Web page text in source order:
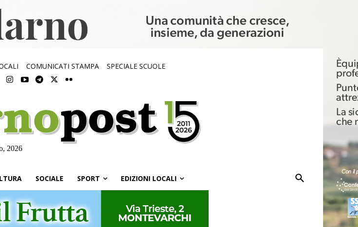
COMUNICATI STAMPA SPECIALE SCUOLE
2026
SOCIALE SPORT EDIZIONI LOCALI